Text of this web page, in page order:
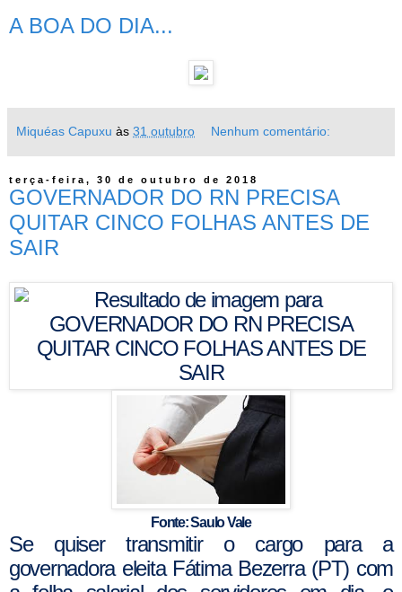
A BOA DO DIA...
Miquéas Capuxu às 31 outubro Nenhum comentário:
terça-feira, 30 de outubro de 2018
GOVERNADOR DO RN PRECISA
QUITAR CINCO FOLHAS ANTES DE
SAIR
Fonte: Saulo Vale
Se quiser transmitir o cargo para a
governadora eleita Fátima Bezerra (PT) com